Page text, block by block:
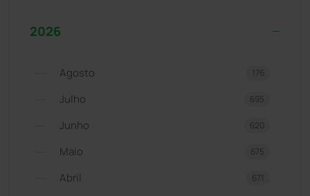
2026
Agosto 176
Julho 695
Junho 620
Maio 675
Abril 671